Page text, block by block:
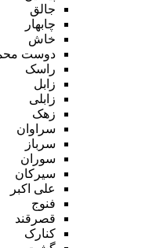
جالق
چابهار
خاش
دوست
راسک
زابل
زابلی
زهک
سراوان
سرباز
سوران
سیرکان
علی اکبر
فنوج
قصرقند
کنارک